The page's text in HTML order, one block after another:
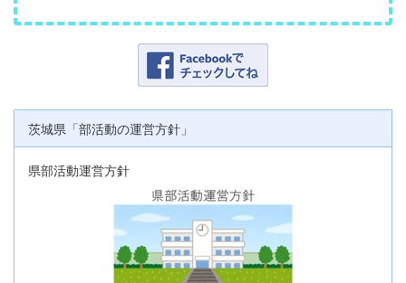
茨城県「部活動の運営方針」
県部活動運営方針